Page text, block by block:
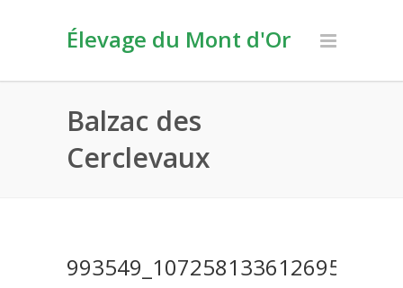
Élevage du Mont d'Or
Balzac des
Cerclevaux